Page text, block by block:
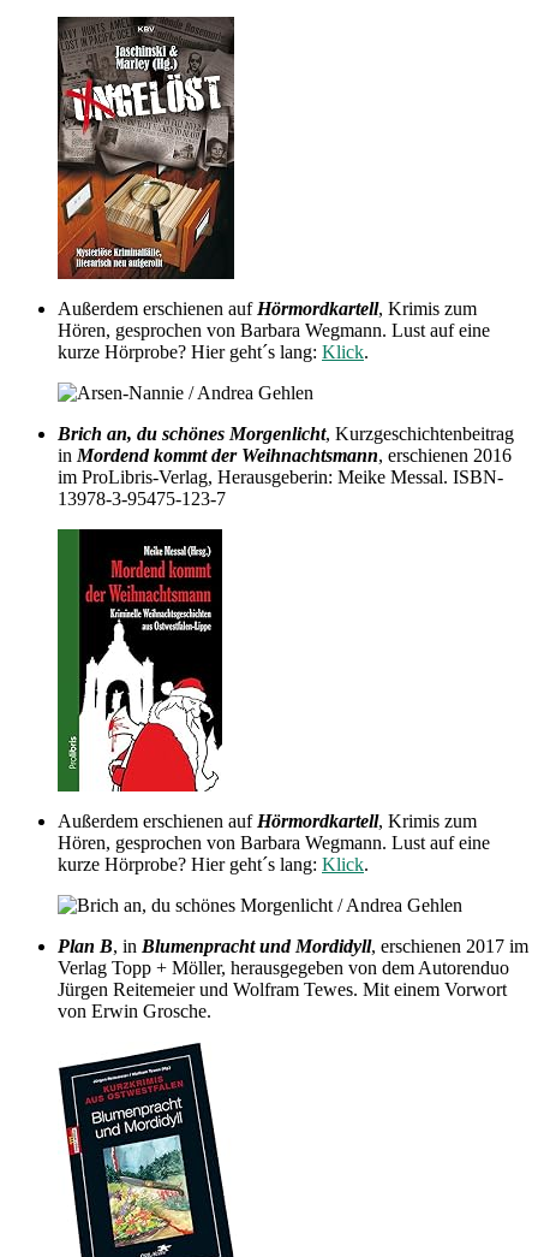
Außerdem erschienen auf Hörmordkartell, Krimis zum
Hören, gesprochen von Barbara Wegmann. Lust auf eine
kurze Hörprobe? Hier geht´s lang: Klick.
Brich an, du schönes Morgenlicht, Kurzgeschichtenbeitrag
in Mordend kommt der Weihnachtsmann, erschienen 2016
im ProLibris-Verlag, Herausgeberin: Meike Messal. ISBN-
13978-3-95475-123-7
Außerdem erschienen auf Hörmordkartell, Krimis zum
Hören, gesprochen von Barbara Wegmann. Lust auf eine
kurze Hörprobe? Hier geht´s lang: Klick.
Plan B, in Blumenpracht und Mordidyll, erschienen 2017 im
Verlag Topp + Möller, herausgegeben von dem Autorenduo
Jürgen Reitemeier und Wolfram Tewes. Mit einem Vorwort
von Erwin Grosche.